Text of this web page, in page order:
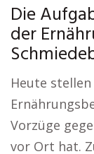
Die
der
Heute
Vorzüge
vor Ort hat.